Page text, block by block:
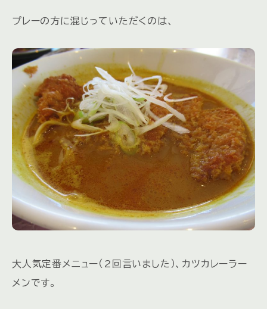
プレーの方に混じっていただくのは、
大人気定番メニュー（2回言いました）、カツカレーラー
メンです。